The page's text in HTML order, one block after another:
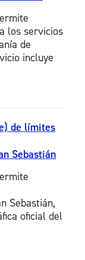
los servicios
de
incluye
de límites
Sebastián
Sebastián,
oficial del